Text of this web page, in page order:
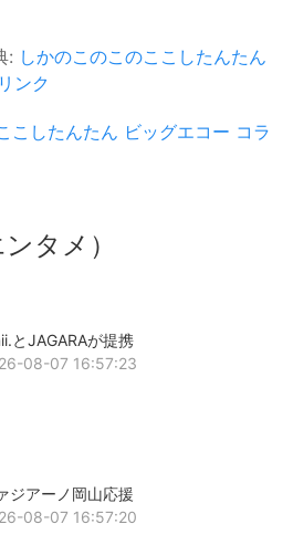
: しかのこのこのここしたんたん
ンク
こしたんたん ビッグエコー コラ
タメ）
とJAGARAが提携
08-07 16:57:23
ジアーノ岡山応援
08-07 16:57:20